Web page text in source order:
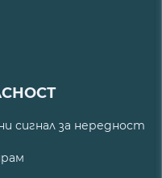
сигнал за нередност